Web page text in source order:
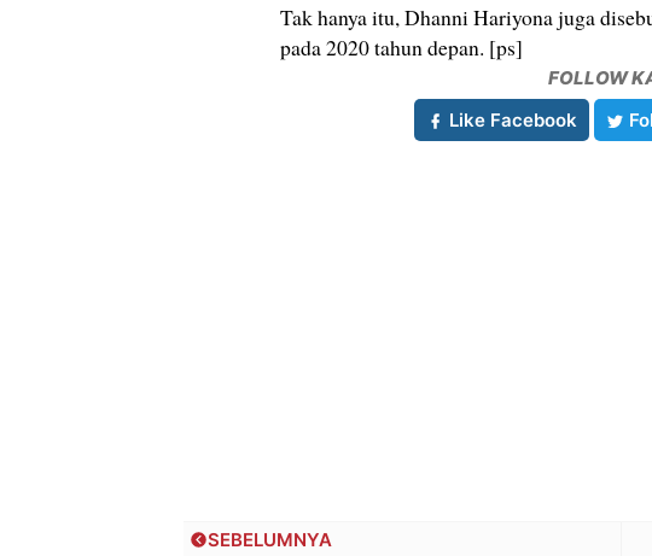
Tak hanya itu, Dhanni Hariyona juga
pada 2020 tahun depan. [ps]
FOLLOW
Like Facebook
SEBELUMNYA